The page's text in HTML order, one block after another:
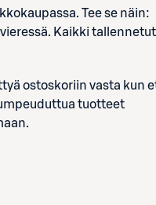
Tee se näin:
Kaikki tallennetut
ostoskoriin vasta kun
tuotteet